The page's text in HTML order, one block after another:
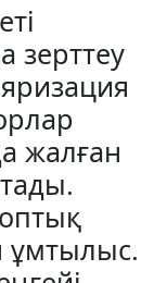
зерттеу
жалған
ұмтылыс.